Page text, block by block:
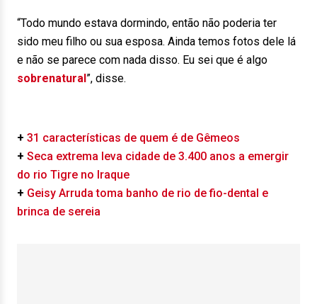
“Todo mundo estava dormindo, então não poderia ter
sido meu filho ou sua esposa. Ainda temos fotos dele lá
e não se parece com nada disso. Eu sei que é algo
sobrenatural”, disse.
+ 31 características de quem é de Gêmeos
+ Seca extrema leva cidade de 3.400 anos a emergir
do rio Tigre no Iraque
+ Geisy Arruda toma banho de rio de fio-dental e
brinca de sereia